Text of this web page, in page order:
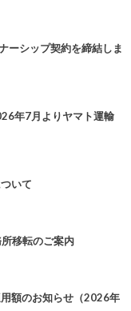
ーシップ契約を締結しま
年7月よりヤマト運輸
いて
移転のご案内
額のお知らせ（2026年